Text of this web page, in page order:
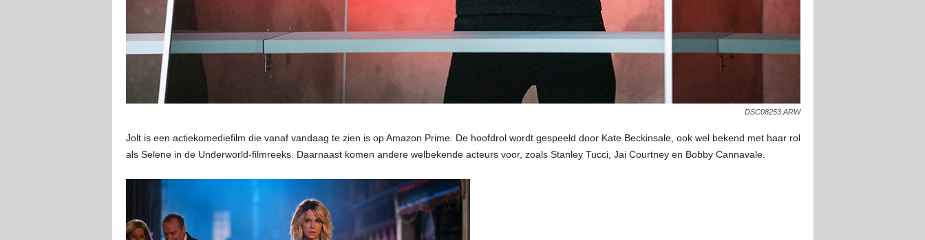
DSC08253.ARW
Jolt is een actiekomediefilm die vanaf vandaag te zien is op Amazon Prime. De hoofdrol wordt gespeeld door Kate Beckinsale, ook wel bekend met haar rol
als Selene in de Underworld-filmreeks. Daarnaast komen andere welbekende acteurs voor, zoals Stanley Tucci, Jai Courtney en Bobby Cannavale.